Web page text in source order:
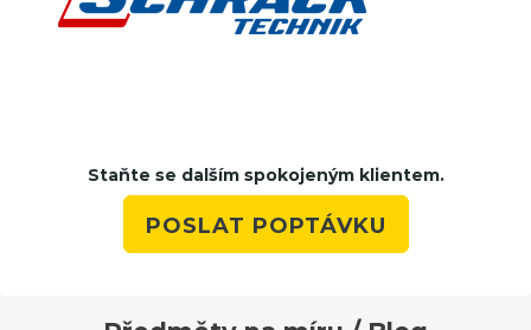
Staňte se dalším spokojeným klientem.
POSLAT POPTÁVKU